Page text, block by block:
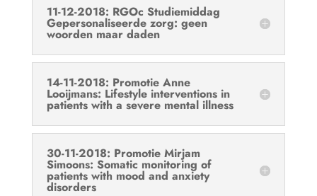
11-12-2018: RGOc Studiemiddag
Gepersonaliseerde zorg: geen
woorden maar daden
14-11-2018: Promotie Anne
Looijmans: Lifestyle interventions in
patients with a severe mental illness
30-11-2018: Promotie Mirjam
Simoons: Somatic monitoring of
patients with mood and anxiety
disorders